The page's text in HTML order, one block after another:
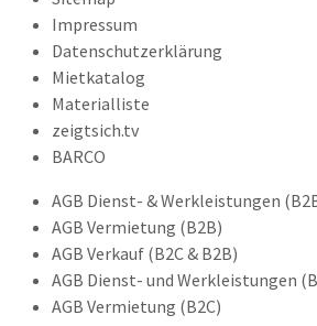
Impressum
Datenschutzerklärung
Mietkatalog
Materialliste
zeigtsich.tv
BARCO
AGB Dienst- & Werkleistungen
AGB Vermietung (B2B)
AGB Verkauf (B2C & B2B)
AGB Dienst- und Werkleistungen
AGB Vermietung (B2C)